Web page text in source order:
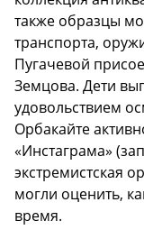
также образцы
транспорта,
Пугачевой
Земцова. Дети
удовольствием
Орбакайте
«Инстаграма»
экстремистская
могли оценить,
время.